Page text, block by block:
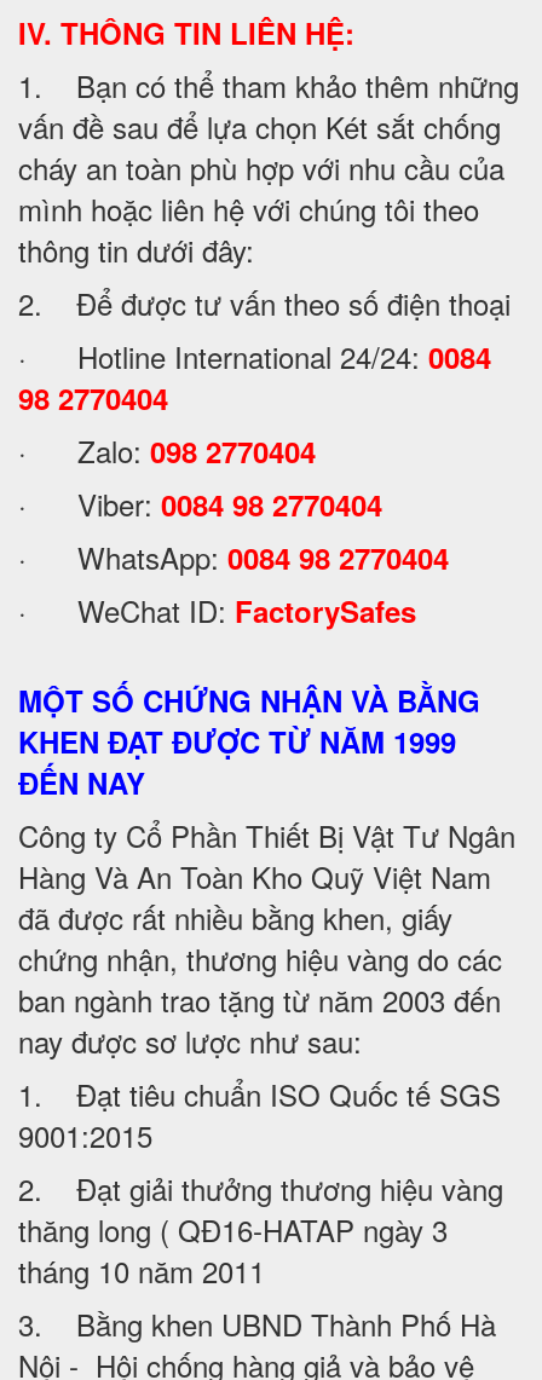
IV. THÔNG TIN LIÊN HỆ:
1. Bạn có thể tham khảo thêm những
vấn đề sau để lựa chọn Két sắt chống
cháy an toàn phù hợp với nhu cầu của
mình hoặc liên hệ với chúng tôi theo
thông tin dưới đây:
2. Để được tư vấn theo số điện thoại
· Hotline International 24/24: 0084
98 2770404
· Zalo: 098 2770404
· Viber: 0084 98 2770404
· WhatsApp: 0084 98 2770404
· WeChat ID: FactorySafes
MỘT SỐ CHỨNG NHẬN VÀ BẰNG
KHEN ĐẠT ĐƯỢC TỪ NĂM 1999
ĐẾN NAY
Công ty Cổ Phần Thiết Bị Vật Tư Ngân
Hàng Và An Toàn Kho Quỹ Việt Nam
đã được rất nhiều bằng khen, giấy
chứng nhận, thương hiệu vàng do các
ban ngành trao tặng từ năm 2003 đến
nay được sơ lược như sau:
1. Đạt tiêu chuẩn ISO Quốc tế SGS
9001:2015
2. Đạt giải thưởng thương hiệu vàng
thăng long ( QĐ16-HATAP ngày 3
tháng 10 năm 2011
3. Bằng khen UBND Thành Phố Hà
Nội - Hội chống hàng giả và bảo vệ